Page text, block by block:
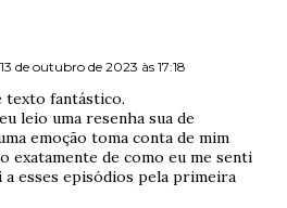
13 de outubro de 2023 às 17:18
texto fantástico.
leio uma resenha sua de
emoção toma conta de mim
exatamente de como eu me senti
a esses episódios pela primeira